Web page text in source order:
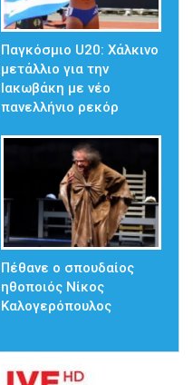
Παγκόσμιο U20: Χάλκινο
μετάλλιο για την
Ιακωβάκη με νέο
πανελλήνιο ρεκόρ
Πέθανε ο σπουδαίος
ηθοποιός Νίκος
Καλογερόπουλος